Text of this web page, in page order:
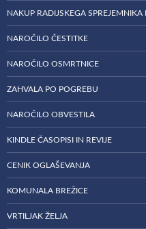
NAKUP RADIJSKEGA
NAROČILO ČESTITKE
NAROČILO OSMRTNICE
ZAHVALA PO POGREBU
NAROČILO OBVESTILA
KINDLE ČASOPISI IN REVIJE
CENIK OGLAŠEVANJA
KOMUNALA BREŽICE
VRTILJAK ŽELJA